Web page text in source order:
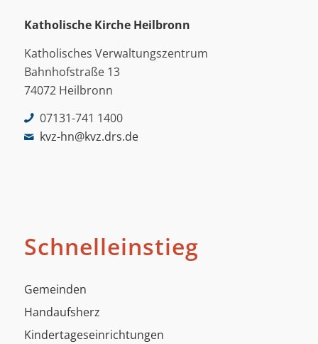
Katholische Kirche Heilbronn
Katholisches Verwaltungszentrum
Bahnhofstraße 13
74072 Heilbronn
07131-741 1400
kvz-hn@kvz.drs.de
Schnelleinstieg
Gemeinden
Handaufsherz
Kindertageseinrichtungen